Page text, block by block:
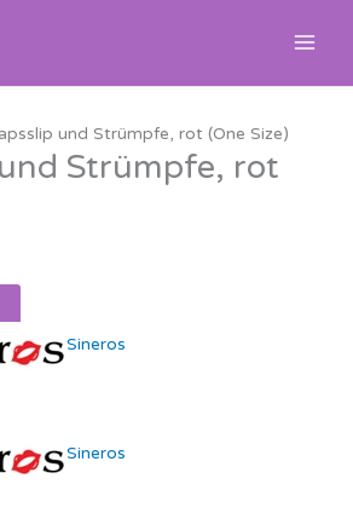
und Strümpfe, rot (One Size)
Strümpfe, rot
Sineros
Sineros